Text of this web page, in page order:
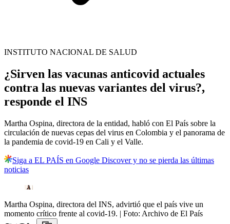
INSTITUTO NACIONAL DE SALUD
¿Sirven las vacunas anticovid actuales
contra las nuevas variantes del virus?,
responde el INS
Martha Ospina, directora de la entidad, habló con El País sobre la
circulación de nuevas cepas del virus en Colombia y el panorama de
la pandemia de covid-19 en Cali y el Valle.
Siga a EL PAÍS en Google Discover y no se pierda las últimas
noticias
Martha Ospina, directora del INS, advirtió que el país vive un
momento crítico frente al covid-19. | Foto: Archivo de El País